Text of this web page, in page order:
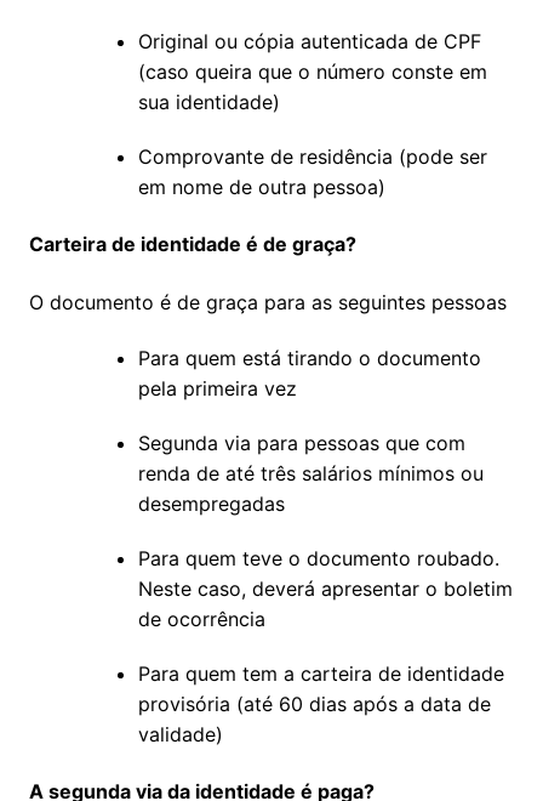
Original ou cópia autenticada de CPF
(caso queira que o número conste em
sua identidade)
Comprovante de residência (pode ser
em nome de outra pessoa)
Carteira de identidade é de graça?
O documento é de graça para as seguintes pessoas
Para quem está tirando o documento
pela primeira vez
Segunda via para pessoas que com
renda de até três salários mínimos ou
desempregadas
Para quem teve o documento roubado.
Neste caso, deverá apresentar o boletim
de ocorrência
Para quem tem a carteira de identidade
provisória (até 60 dias após a data de
validade)
A segunda via da identidade é paga?